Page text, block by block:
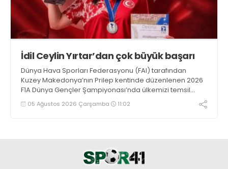
İdil Ceylin Yırtar’dan çok büyük başarı
Dünya Hava Sporları Federasyonu (FAI) tarafından
Kuzey Makedonya’nın Prilep kentinde düzenlenen 2026
F1A Dünya Gençler Şampiyonası’nda ülkemizi temsil
eden millî sporcumuz İdil Ceylin YIRTAR, büyük bir
başarıya imza atarak Dünya ikincisi oldu.
05 Ağustos 2026 Çarşamba 11:02